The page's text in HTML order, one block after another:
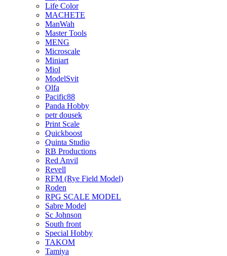
Life Color
MACHETE
ManWah
Master Tools
MENG
Microscale
Miniart
Miol
ModelSvit
Olfa
Pacific88
Panda Hobby
petr dousek
Print Scale
Quickboost
Quinta Studio
RB Productions
Red Anvil
Revell
RFM (Rye Field Model)
Roden
RPG SCALE MODEL
Sabre Model
Sc Johnson
South front
Special Hobby
TAKOM
Tamiya